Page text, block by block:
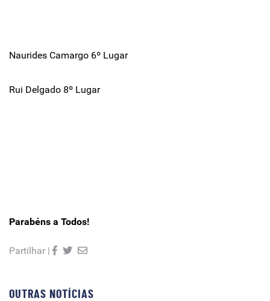
Naurides Camargo 6º Lugar
Rui Delgado 8º Lugar
Parabéns a Todos!
Partilhar |
OUTRAS NOTÍCIAS